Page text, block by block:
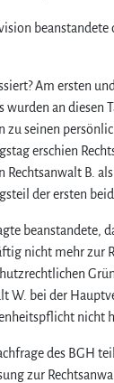
Am ersten
wurden an diesen
zu seinen
erschien
Rechtsanwalt B.
der ersten
beanstandete,
nicht mehr zur
W. bei der
nicht
des BGH
zur